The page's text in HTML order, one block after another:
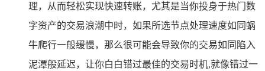
理，从而轻松实现快速转账，尤其是当你投身于热门数
字资产的交易浪潮中时，如果所选节点处理速度如同蜗
牛爬行一般缓慢，那么很可能会导致你的交易如同陷入
泥潭般延迟，让你白白错过最佳的交易时机,就像错过一